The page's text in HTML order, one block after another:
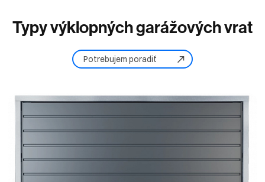
Typyvýklopnýchgarážovýchvrat
Potrebujem poradiť